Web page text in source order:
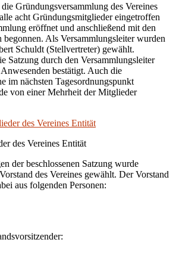
Gründungsversammlung des Vereines
acht Gründungsmitglieder eingetroffen
eröffnet und anschließend mit den
begonnen. Als Versammlungsleiter wurden
Schuldt (Stellvertreter) gewählt.
Satzung durch den Versammlungsleiter
bestätigt. Auch die
im nächsten Tagesordnungspunkt
von einer Mehrheit der Mitglieder
des Vereines Entität
der beschlossenen Satzung wurde
des Vereines gewählt. Der Vorstand
aus folgenden Personen: